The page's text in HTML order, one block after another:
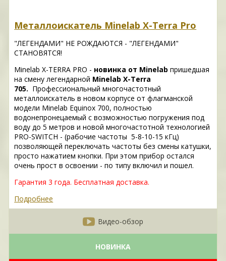
Металлоискатель Minelab X-Terra Pro
"ЛЕГЕНДАМИ" НЕ РОЖДАЮТСЯ - "ЛЕГЕНДАМИ"
СТАНОВЯТСЯ!
Minelab X-TERRA PRO - новинка от Minelabпришедшая
на смену легендарной Minelab X-Terra
705. Профессиональный многочастотный
металлоискатель в новом корпусе от флагманской
модели Minelab Equinox 700, полностью
водонепронецаемый с возможностью погружения под
воду до 5 метров и новой многочастотной технологией
PRO-SWITCH - (рабочие частоты 5-8-10-15 кГц)
позволяющей переключать частоты без смены катушки,
просто нажатием кнопки. При этом прибор остался
очень прост в освоении - по типу включил и пошел.
Гарантия 3 года. Бесплатная доставка.
Подробнее
Видео-обзор
НОВИНКА